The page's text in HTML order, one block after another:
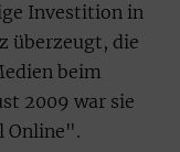
Investition in
überzeugt, die
beim
2009 war sie
Online".